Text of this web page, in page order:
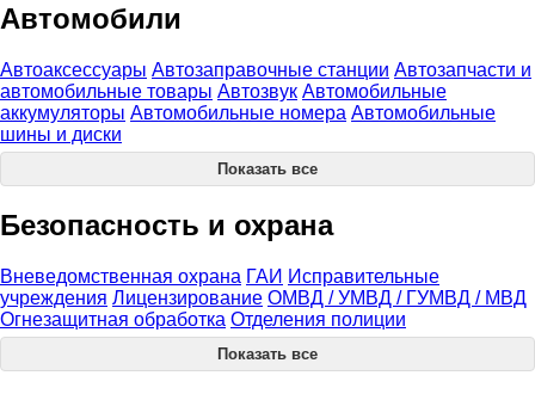
Автомобили
Автоаксессуары Автозаправочные станции Автозапчасти и
автомобильные товары Автозвук Автомобильные
аккумуляторы Автомобильные номера Автомобильные
шины и диски
Показать все
Безопасность и охрана
Вневедомственная охрана ГАИ Исправительные
учреждения Лицензирование ОМВД / УМВД / ГУМВД / МВД
Огнезащитная обработка Отделения полиции
Показать все